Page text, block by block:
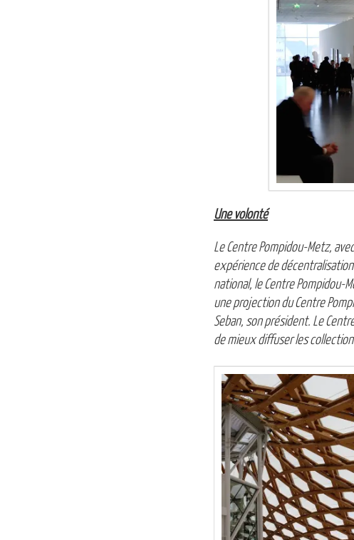
Une volonté
Le Centre Pompidou-Metz,
expérience de
national, le Centre Pompidou-
une projection du Centre
Seban, son président. Le
de mieux diffuser les